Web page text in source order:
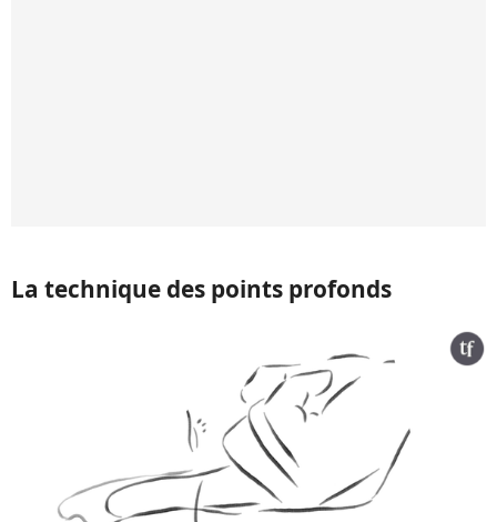
La technique des points profonds